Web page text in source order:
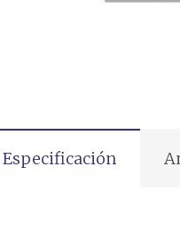
Especificación